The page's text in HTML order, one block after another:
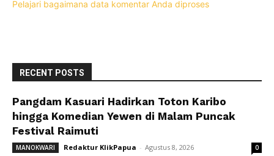
Pelajari bagaimana data komentar Anda diproses
RECENT POSTS
Pangdam Kasuari Hadirkan Toton Karibo
hingga Komedian Yewen di Malam Puncak
Festival Raimuti
MANOKWARI Redaktur KlikPapua - Agustus 8, 2026 0